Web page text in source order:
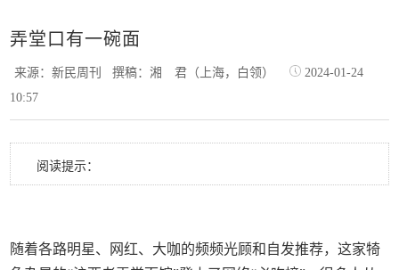
弄堂口有一碗面
来源：新民周刊撰稿：湘 君（上海，白领）
2024-01-24
10:57
阅读提示：
随着各路明星、网红、大咖的频频光顾和自发推荐，这家犄